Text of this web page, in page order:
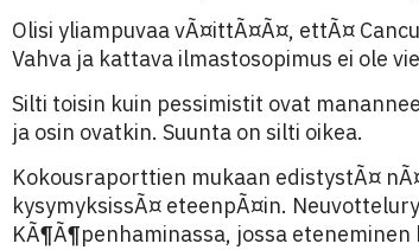
Olisi yliampuvaa vÃ¤ittÃ¤Ã¤, ettÃ¤
Vahva ja kattava ilmastosopimus ei ole
Silti toisin kuin pessimistit ovat
ja osin ovatkin. Suunta on silti oikea.
Kokousraporttien mukaan edistystÃ¤
kysymyksissÃ¤ eteenpÃ¤in.
KÃ¶Ã¶penhaminassa, jossa